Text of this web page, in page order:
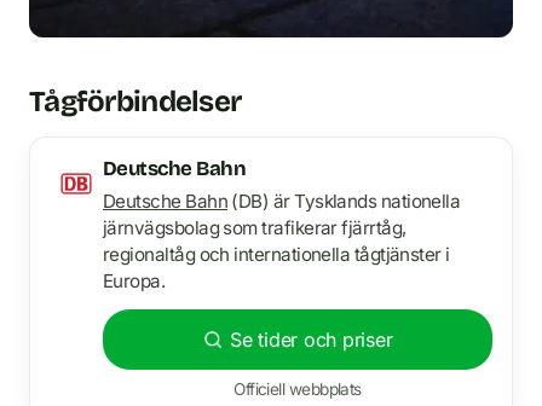
Tågförbindelser
Deutsche Bahn
Deutsche Bahn(DB) är Tysklands nationella
järnvägsbolag som trafikerar fjärrtåg,
regionaltåg och internationella tågtjänster i
Europa.
Se tider och priser
Officiell webbplats